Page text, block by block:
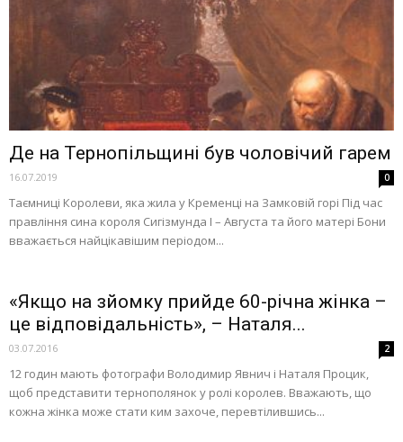
Де на Тернопільщині був чоловічий гарем
16.07.2019 0
Таємниці Королеви, яка жила у Кременці на Замковій горі Під час
правління сина короля Сигізмунда І – Августа та його матері Бони
вважається найцікавішим періодом...
«Якщо на зйомку прийде 60-річна жінка –
це відповідальність», – Наталя...
03.07.2016 2
12 годин мають фотографи Володимир Явнич і Наталя Процик,
щоб представити тернополянок у ролі королев. Вважають, що
кожна жінка може стати ким захоче, перевтілившись...